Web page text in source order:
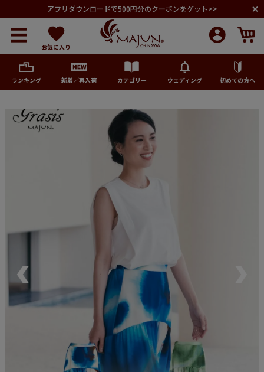
アプリダウンロードで500円分のクーポンをゲット>>
お気に入り
ランキング 新着／再入荷 カテゴリー ウェディング 初めての方へ
メンズ
新商品